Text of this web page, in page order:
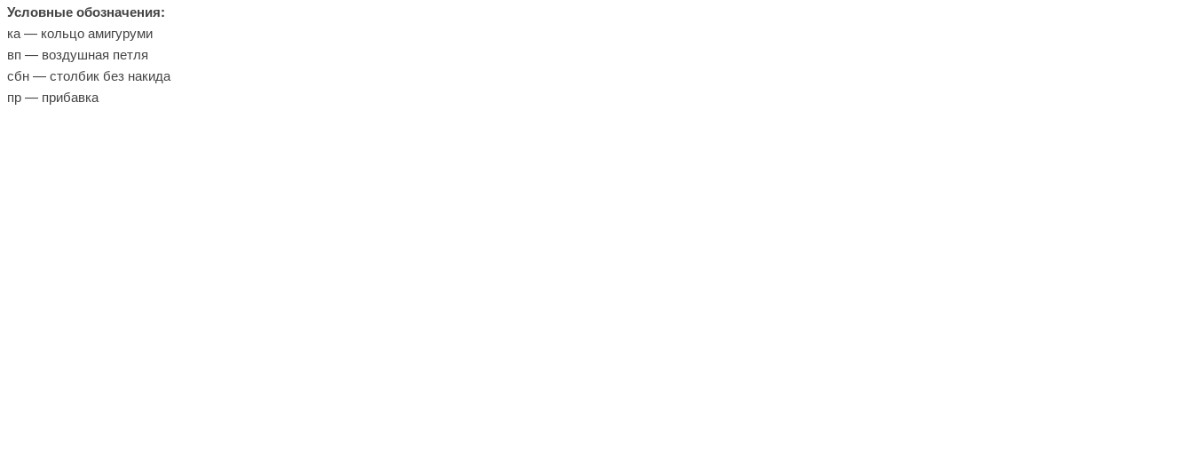
Условные обозначения:
ка — кольцо амигуруми
вп — воздушная петля
сбн — столбик без накида
пр — прибавка